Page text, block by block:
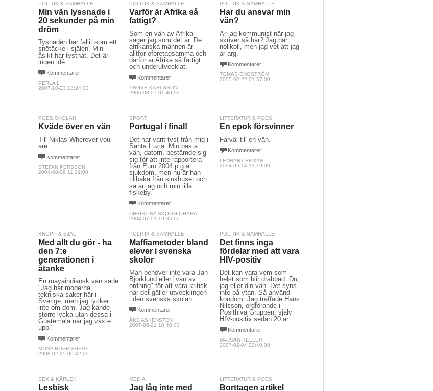
POLITIK & SAMHÄLLE
Min vän lyssnade i
20 sekunder på min
dröm
Tysnaden har fallit som ett
snötäcke i själen. Min
åsikt har tystnat. Det är
ingen idé.
Kommentarer
PERLA L
2007-10-23 13:24:00
POLITIK & SAMHÄLLE
Varför är Afrika så
fattigt?
Som en vän av Afrika
säger jag som det är. De
afrikanska männen är
alltför oföretagsamma och
därför är Afrika så fattigt
och underutvecklat.
Kommentarer
YNGVE KARLSSON
2006-08-07 01:40:00
POLITIK & SAMHÄLLE
Har du ansvar min
vän?
Är jag kommunist när jag
skriver så här? Jag har
nollkoll, men jag vet att jag
är arg.
Kommentarer
TOMAS ENGSTRÖM
2005-02-22 01:57:00
POESISKOLAN
Kväde över en vän
Till Niklas Wherever you
are
Kommentarer
STEFAN PERSSON
2004-08-09 11:29:00
SPORT
Portugal i final!
Det har varit tyst från mig i
Santa Luzia. Min bästa
vän, datorn, bestämde sig
sig för att inte rapportera
från Euro 2004 p g a
sjukdom, men nu är han
tillbaka från sjukhuset och
så är jag och min lilla
fiskeby.
Kommentarer
CHRISTINA SKOOG OHARA
2004-07-01 19:35:00
LITTERATUR & POESI
En epok försvinner
Farväl till en vän.
Kommentarer
LENNART EKMAN
2004-05-14 13:19:00
KROPP & SJÄL
Med allt du gör - ha
den 7:e
generationen i
åtanke
En mayaindiansk vän sade
"Jag har moderna,
tekniska saker här i
Sverige, men jag tycker
inte om dom. Jag kände
större lycka utan dessa i
Guatemala när jag växte
upp."
Kommentarer
MONA ROSENBERG
2008-02-25 00:42:00
POLITIK & SAMHÄLLE
Maffiametoder bland
elever i svenska
skolor
Man behöver inte vara Jan
Björklund eller "vän av
ordning" för att vara kritisk
när det gäller utvecklingen
i den svenska skolan.
Kommentarer
ÅKE ASKENSTEN
2007-06-21 10:40:00
POLITIK & SAMHÄLLE
Det finns inga
fördelar med att vara
HIV-positiv
Det kan vara vem som
helst som blir drabbad. Du,
jag eller din vän. Det syns
inte på ytan. Så använd
kondom. Jag träffade Hans
Nilsson, ordförande i
Posithiva Gruppen, själv
HIV-positiv sedan 20 år.
Kommentarer
MAJSAN KELLER
2007-02-04 22:40:00
SEX & KÄRLEK
Lesbisk
MEDIA
Jag låg inte med
LITTERATUR & POESI
Borttagen artikel